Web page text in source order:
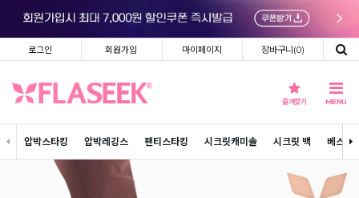
로그인 회원가입 마이페이지 장바구니(0)
즐겨찾기 MENU
압박스타킹 압박레깅스 팬티스타킹 시크릿캐미솔 시크릿 백 베스트